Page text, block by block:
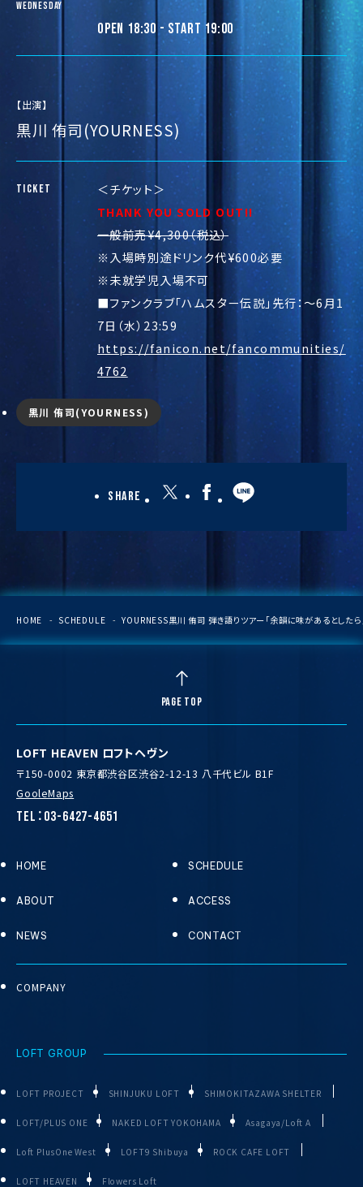
Wednesday
OPEN 18:30 - START 19:00
【出演】
黒川 侑司(YOURNESS)
TICKET
＜チケット＞
THANK YOU SOLD OUT!!
一般前売¥4,300（税込）
※入場時別途ドリンク代¥600必要
※未就学児入場不可
■ファンクラブ「ハムスター伝説」先行：～6月1
7日（水）23:59
https://fanicon.net/fancommunities/
4762
黒川 侑司(YOURNESS)
Share
HOME SCHEDULE YOURNESS黒川 侑司 弾き語りツアー「余韻に味があるとしたら
LOFT HEAVEN ロフトヘヴン
〒150-0002 東京都渋谷区渋谷2-12-13 八千代ビル B1F
GooleMaps
TEL：03-6427-4651
HOME SCHEDULE
ABOUT ACCESS
NEWS CONTACT
COMPANY
LOFT GROUP
LOFT PROJECT SHINJUKU LOFT SHIMOKITAZAWA SHELTER
LOFT/PLUS ONE NAKED LOFT YOKOHAMA Asagaya/Loft A
Loft PlusOne West LOFT9 Shibuya ROCK CAFE LOFT
LOFT HEAVEN Flowers Loft
PAGE TOP